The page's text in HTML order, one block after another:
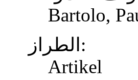
Bartolo,
الطراز:
Artikel